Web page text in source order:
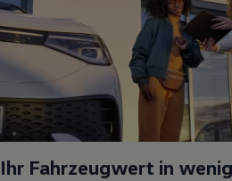
Ihr Fahrzeugwert in